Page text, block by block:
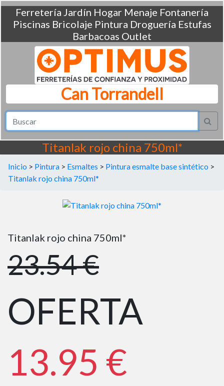
Ferretería Jardín Hogar Menaje Fontanería
Piscinas Bricolaje Pintura Droguería Estufas
Barbacoas Outlet
Can Torrandell
Titanlak rojo china 750ml*
Inicio > Pintura > Esmaltes > Pintura esmalte base sintético >
Titanlak rojo china 750ml*
Titanlak rojo china 750ml*
23.54 €
OFERTA
13.95 €